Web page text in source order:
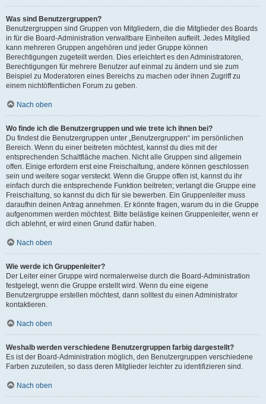
Was sind Benutzergruppen?
Benutzergruppen sind Gruppen von Mitgliedern, die die Mitglieder des Boards
in für die Board-Administration verwaltbare Einheiten aufteilt. Jedes Mitglied
kann mehreren Gruppen angehören und jeder Gruppe können
Berechtigungen zugeteilt werden. Dies erleichtert es den Administratoren,
Berechtigungen für mehrere Benutzer auf einmal zu ändern und sie zum
Beispiel zu Moderatoren eines Bereichs zu machen oder ihnen Zugriff zu
einem nichtöffentlichen Forum zu geben.
Nach oben
Wo finde ich die Benutzergruppen und wie trete ich ihnen bei?
Du findest die Benutzergruppen unter „Benutzergruppen“ im persönlichen
Bereich. Wenn du einer beitreten möchtest, kannst du dies mit der
entsprechenden Schaltfläche machen. Nicht alle Gruppen sind allgemein
offen. Einige erfordern erst eine Freischaltung, andere können geschlossen
sein und weitere sogar versteckt. Wenn die Gruppe offen ist, kannst du ihr
einfach durch die entsprechende Funktion beitreten; verlangt die Gruppe eine
Freischaltung, so kannst du dich für sie bewerben. Ein Gruppenleiter muss
daraufhin deinen Antrag annehmen. Er könnte fragen, warum du in die Gruppe
aufgenommen werden möchtest. Bitte belästige keinen Gruppenleiter, wenn er
dich ablehnt, er wird einen Grund dafür haben.
Nach oben
Wie werde ich Gruppenleiter?
Der Leiter einer Gruppe wird normalerweise durch die Board-Administration
festgelegt, wenn die Gruppe erstellt wird. Wenn du eine eigene
Benutzergruppe erstellen möchtest, dann solltest du einen Administrator
kontaktieren.
Nach oben
Weshalb werden verschiedene Benutzergruppen farbig dargestellt?
Es ist der Board-Administration möglich, den Benutzergruppen verschiedene
Farben zuzuteilen, so dass deren Mitglieder leichter zu identifizieren sind.
Nach oben